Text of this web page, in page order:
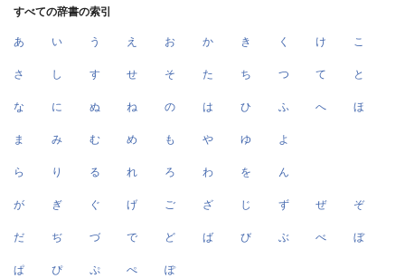
すべての辞書の索引
あ い う え お か き く け こ
さ し す せ そ た ち つ て と
な に ぬ ね の は ひ ふ へ ほ
ま み む め も や ゆ よ
ら り る れ ろ わ を ん
が ぎ ぐ げ ご ざ じ ず ぜ ぞ
だ ぢ づ で ど ば び ぶ べ ぼ
ぱ ぴ ぷ ぺ ぽ